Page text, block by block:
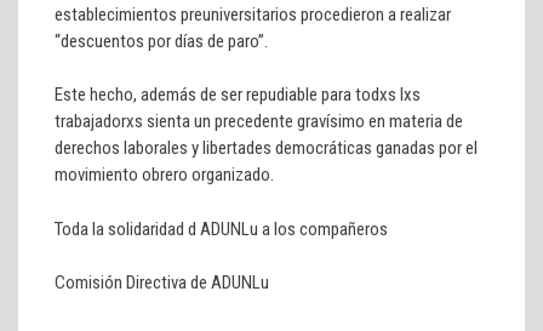
establecimientos preuniversitarios procedieron a realizar
“descuentos por días de paro”.
Este hecho, además de ser repudiable para todxs lxs
trabajadorxs sienta un precedente gravísimo en materia de
derechos laborales y libertades democráticas ganadas por el
movimiento obrero organizado.
Toda la solidaridad d ADUNLu a los compañeros
Comisión Directiva de ADUNLu